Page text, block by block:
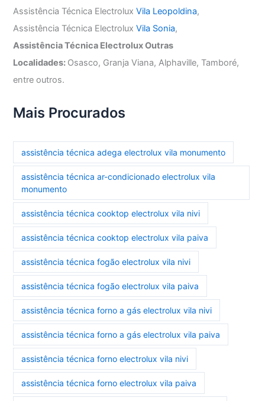
Assistência Técnica ElectroluxVila Leopoldina,
Assistência Técnica ElectroluxVila Sonia,
Assistência Técnica Electrolux Outras
Localidades: Osasco, Granja Viana, Alphaville, Tamboré,
entre outros.
Mais Procurados
assistência técnica adega electrolux vila monumento
assistência técnica ar-condicionado electrolux vila
monumento
assistência técnica cooktop electrolux vila nivi
assistência técnica cooktop electrolux vila paiva
assistência técnica fogão electrolux vila nivi
assistência técnica fogão electrolux vila paiva
assistência técnica forno a gás electrolux vila nivi
assistência técnica forno a gás electrolux vila paiva
assistência técnica forno electrolux vila nivi
assistência técnica forno electrolux vila paiva